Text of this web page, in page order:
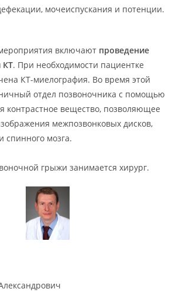
мочеиспускания и потенции.
включают проведение
КТ. При необходимости пациентке
КТ-миелография. Во время этой
отдел позвоночника с помощью
контрастное вещество, позволяющее
межпозвонковых дисков,
спинного мозга.
грыжи занимается хирург.